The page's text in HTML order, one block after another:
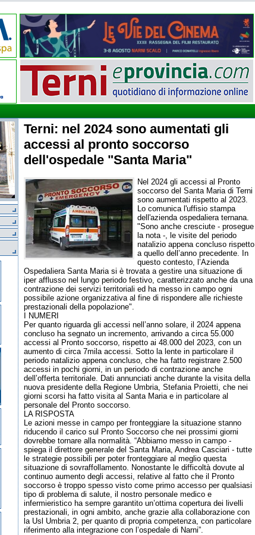
Terni: nel 2024 sono aumentati gli
accessi al pronto soccorso
dell'ospedale "Santa Maria"
Nel 2024 gli accessi al Pronto
soccorso del Santa Maria di Terni
sono aumentati rispetto al 2023.
Lo comunica l'uffisio stampa
dell'azienda ospedaliera ternana.
"Sono anche cresciute - prosegue
la nota -, le visite del periodo
natalizio appena concluso rispetto
a quello dell’anno precedente. In
questo contesto, l’Azienda
Ospedaliera Santa Maria si è trovata a gestire una situazione di
iper afflusso nel lungo periodo festivo, caratterizzato anche da una
contrazione dei servizi territoriali ed ha messo in campo ogni
possibile azione organizzativa al fine di rispondere alle richieste
prestazionali della popolazione".
I NUMERI
Per quanto riguarda gli accessi nell’anno solare, il 2024 appena
concluso ha segnato un incremento, arrivando a circa 55.000
accessi al Pronto soccorso, rispetto ai 48.000 del 2023, con un
aumento di circa 7mila accessi. Sotto la lente in particolare il
periodo natalizio appena concluso, che ha fatto registrare 2.500
accessi in pochi giorni, in un periodo di contrazione anche
dell’offerta territoriale. Dati annunciati anche durante la visita della
nuova presidente della Regione Umbria, Stefania Proietti, che nei
giorni scorsi ha fatto visita al Santa Maria e in particolare al
personale del Pronto soccorso.
LA RISPOSTA
Le azioni messe in campo per fronteggiare la situazione stanno
riducendo il carico sul Pronto Soccorso che nei prossimi giorni
dovrebbe tornare alla normalità. “Abbiamo messo in campo -
spiega il direttore generale del Santa Maria, Andrea Casciari - tutte
le strategie possibili per poter fronteggiare al meglio questa
situazione di sovraffollamento. Nonostante le difficoltà dovute al
continuo aumento degli accessi, relative al fatto che il Pronto
soccorso è troppo spesso visto come primo accesso per qualsiasi
tipo di problema di salute, il nostro personale medico e
infermieristico ha sempre garantito un’ottima copertura dei livelli
prestazionali, in ogni ambito, anche grazie alla collaborazione con
la Usl Umbria 2, per quanto di propria competenza, con particolare
riferimento alla integrazione con l’ospedale di Narni”.